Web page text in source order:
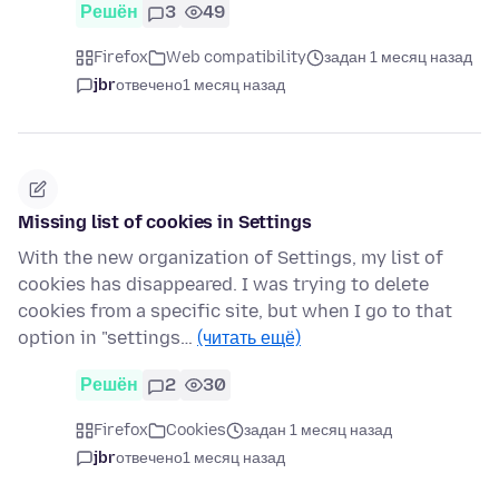
Решён 3 49
Firefox Web compatibility
задан 1 месяц назад
jbrотвечено1 месяц назад
Missing list of cookies in Settings
With the new organization of Settings, my list of
cookies has disappeared. I was trying to delete
cookies from a specific site, but when I go to that
option in "settings… (читать ещё)
Решён 2 30
Firefox Cookies
задан 1 месяц назад
jbrотвечено1 месяц назад